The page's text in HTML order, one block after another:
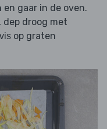
gaar in de oven.
droog met
vis op graten